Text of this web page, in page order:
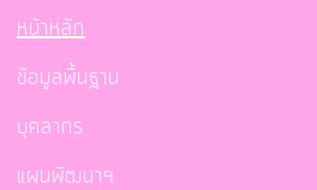
หน้าหลัก
ข้อมูลพื้นฐาน
บุคลากร
แผนพัฒนาฯ